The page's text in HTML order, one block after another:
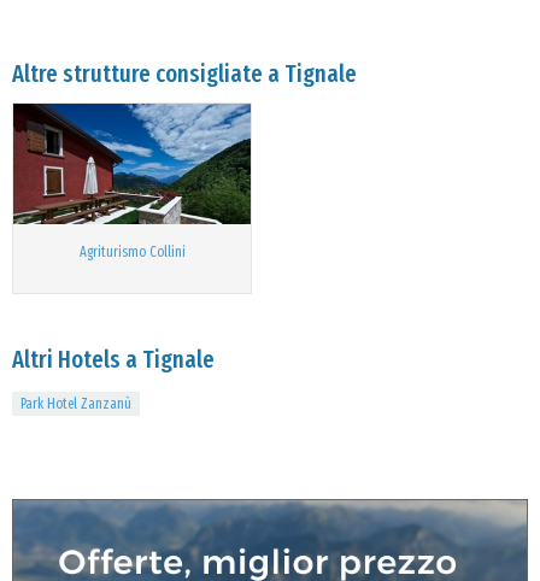
Altre strutture consigliate a Tignale
Agriturismo Collini
Altri Hotels a Tignale
Park Hotel Zanzanù